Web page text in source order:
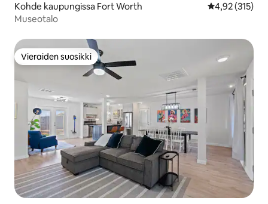
Kohde kaupungissa Fort Worth
4,92 (315)
Museotalo
Vieraiden suosikki
Vieraiden suosikki